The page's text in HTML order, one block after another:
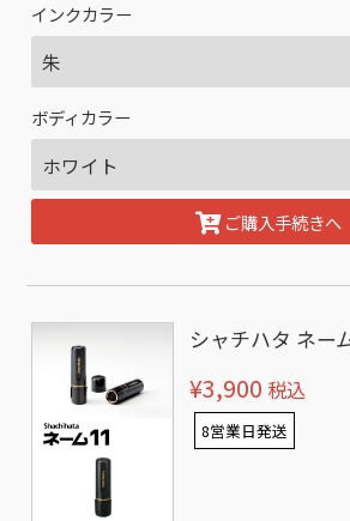
インクカラー
ボディカラー
ご購入手続きへ
シャチハタ ネー
¥3,900 税込
8営業日発送